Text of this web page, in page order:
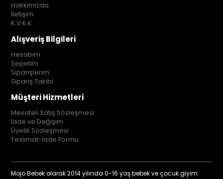
Hakkımızda
İletişim
K.V.K.K
Alışveriş Bilgileri
Hesabım
Sepetim
Siparişlerim
Sipariş Takibi
Müşteri Hizmetleri
Mesafeli Satış Sözleşmesi
İade ve Değişim
Üyelik Sözleşmesi
Teslimat-İade Formu
Mojo Bebek olarak 2014 yılında 0-16 yaş bebek ve çocuk giyim